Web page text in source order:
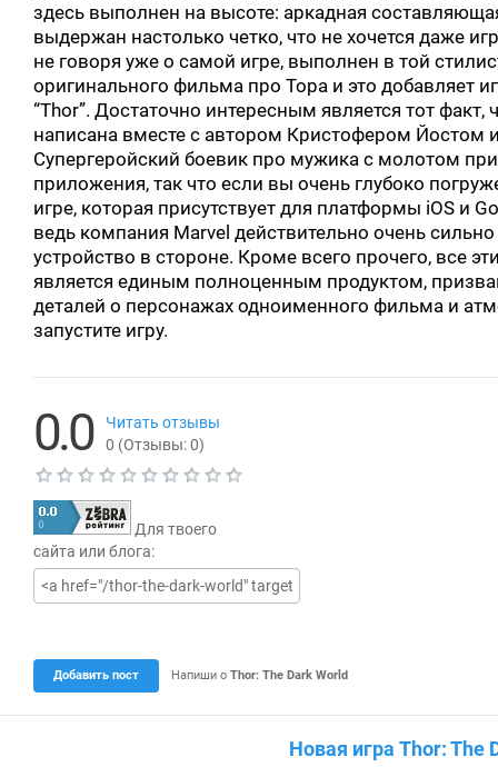
здесь выполнен на высоте: аркадная
выдержан настолько четко, что не хочется даже
не говоря уже о самой игре, выполнен в той
оригинального фильма про Тора и это добавляет
“Thor”. Достаточно интересным является тот
написана вместе с автором Кристофером Йостом
Супергеройский боевик про мужика с молотом
приложения, так что если вы очень глубоко
игре, которая присутствует для платформы iOS и
ведь компания Marvel действительно очень
устройство в стороне. Кроме всего прочего, все
является единым полноценным продуктом,
деталей о персонажах одноименного фильма и
запустите игру.
0.0
Читать отзывы
0 (Отзывы:0)
е
к
у
щ
а
я
к
Для твоего
сайта или блога:
Добавить пост Напиши о Thor: The Dark World
Новая игра Thor: The